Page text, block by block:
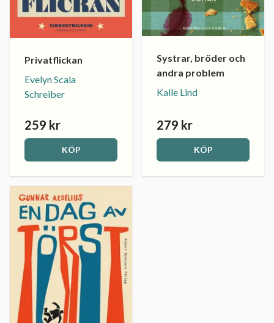
Privatflickan
Evelyn Scala
Schreiber
259 kr
KÖP
Systrar, bröder och
andra problem
Kalle Lind
279 kr
KÖP